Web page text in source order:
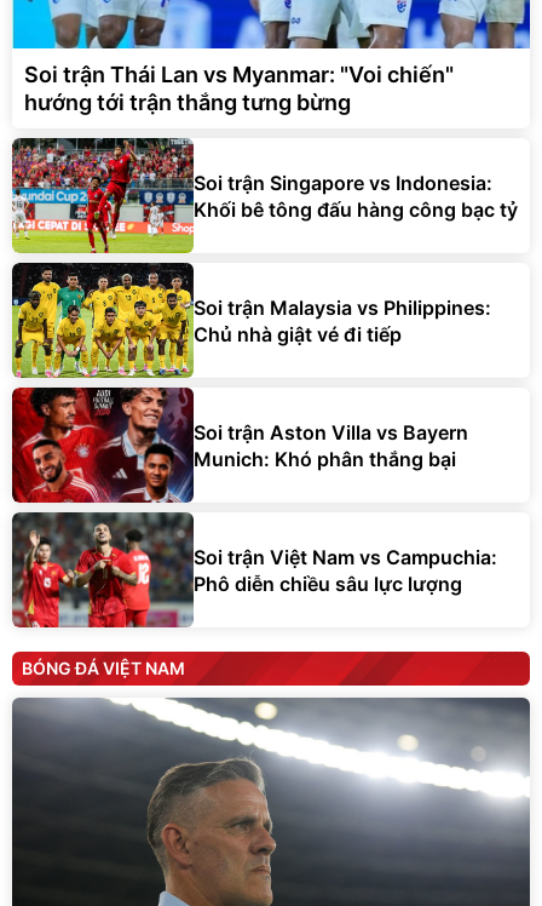
Soi trận Thái Lan vs Myanmar: "Voi chiến"
hướng tới trận thắng tưng bừng
Soi trận Singapore vs Indonesia:
Khối bê tông đấu hàng công bạc tỷ
Soi trận Malaysia vs Philippines:
Chủ nhà giật vé đi tiếp
Soi trận Aston Villa vs Bayern
Munich: Khó phân thắng bại
Soi trận Việt Nam vs Campuchia:
Phô diễn chiều sâu lực lượng
BÓNG ĐÁ VIỆT NAM